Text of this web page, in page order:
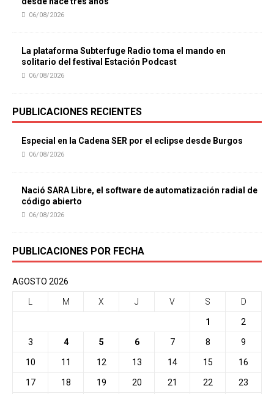
06/08/2026
La plataforma Subterfuge Radio toma el mando en
solitario del festival Estación Podcast
06/08/2026
PUBLICACIONES RECIENTES
Especial en la Cadena SER por el eclipse desde Burgos
06/08/2026
Nació SARA Libre, el software de automatización radial de
código abierto
06/08/2026
PUBLICACIONES POR FECHA
AGOSTO 2026
M X J V S D
1 2
3 4 5 6 7 8 9
10 11 12 13 14 15 16
17 18 19 20 21 22 23